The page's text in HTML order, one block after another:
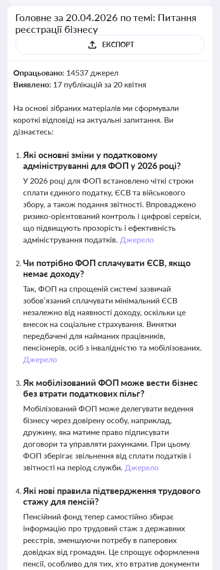
Головне за 20.04.2026 по темі: Питання
реєстрації бізнесу
ЕКСПОРТ
Опрацьовано: 14537 джерел
Виявлено: 17 публікацій за 20 квітня
На основі зібраних матеріалів ми сформували
короткі відповіді на актуальні запитання. Ви
дізнаєтесь:
Які основні зміни у податковому
адмініструванні для ФОП у 2026 році?
У 2026 році для ФОП встановлено чіткі строки
сплати єдиного податку, ЄСВ та військового
збору, а також подання звітності. Впроваджено
ризико-орієнтований контроль і цифрові сервіси,
що підвищують прозорість і ефективність
адміністрування податків. Джерело
Чи потрібно ФОП сплачувати ЄСВ, якщо
немає доходу?
Так, ФОП на спрощеній системі зазвичай
зобов’язаний сплачувати мінімальний ЄСВ
незалежно від наявності доходу, оскільки це
внесок на соціальне страхування. Винятки
передбачені для найманих працівників,
пенсіонерів, осіб з інвалідністю та мобілізованих.
Джерело
Як мобілізований ФОП може вести бізнес
без втрати податкових пільг?
Мобілізований ФОП може делегувати ведення
бізнесу через довірену особу, наприклад,
дружину, яка матиме право підписувати
договори та управляти рахунками. При цьому
ФОП зберігає звільнення від сплати податків і
звітності на період служби. Джерело
Які нові правила підтвердження трудового
стажу для пенсій?
Пенсійний фонд тепер самостійно збирає
інформацію про трудовий стаж з державних
реєстрів, зменшуючи потребу в паперових
довідках від громадян. Це спрощує оформлення
пенсії, особливо для тих, хто втратив документи